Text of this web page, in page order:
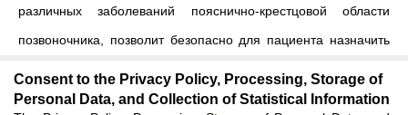
различных заболеваний пояснично-крестцовой области
позвоночника, позволит безопасно для пациента назначить
массаж, а также применить другие способы лечения боли в
Consent to the Privacy Policy, Processing, Storage of
Personal Data, and Collection of Statistical Information